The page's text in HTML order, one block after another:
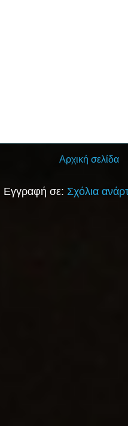
Αρχική σελίδα
Εγγραφή σε: Σχόλια